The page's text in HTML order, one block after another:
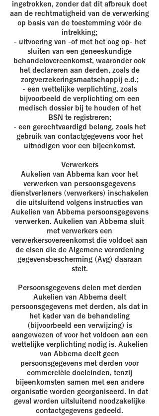
ingetrokken, zonder dat dit afbreuk doet
aan de rechtmatigheid van de verwerking
op basis van de toestemming vóór de
intrekking;
- uitvoering van -of met het oog op- het
sluiten van een geneeskundige
behandelovereenkomst, waaronder ook
het declareren aan derden, zoals de
zorgverzekeringsmaatschappij e.d.;
- een wettelijke verplichting, zoals
bijvoorbeeld de verplichting om een
medisch dossier bij te houden of het
BSN te registreren;
- een gerechtvaardigd belang, zoals het
gebruik van contactgegevens voor het
uitnodigen voor een bijeenkomst.
Verwerkers
Aukelien van Abbema kan voor het
verwerken van persoonsgegevens
dienstverleners (verwerkers) inschakelen
die uitsluitend volgens instructies van
Aukelien van Abbema persoonsgegevens
verwerken. Aukelien van Abbema sluit
met verwerkers een
verwerkersovereenkomst die voldoet aan
de eisen die de Algemene verordening
gegevensbescherming (Avg) daaraan
stelt.
Persoonsgegevens delen met derden
Aukelien van Abbema deelt
persoonsgegevens met derden, als dat in
het kader van de behandeling
(bijvoorbeeld een verwijzing) is
aangewezen of voor het voldoen aan een
wettelijke verplichting nodig is. Aukelien
van Abbema deelt geen
persoonsgegevens met derden voor
commerciële doeleinden, tenzij
bijeenkomsten samen met een andere
organisatie worden georganiseerd. In dat
geval worden uitsluitend noodzakelijke
contactgegevens gedeeld.